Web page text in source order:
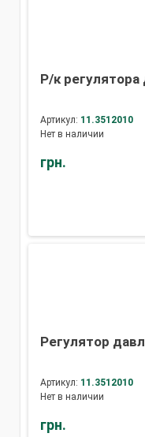
Р/к
Артикул: 11.3512010
Нет в наличии
грн.
Регулятор
Артикул: 11.3512010
Нет в наличии
грн.